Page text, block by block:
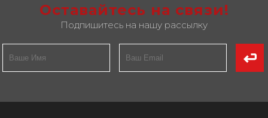
Оставайтесь на связи!
Подпишитесь на нашу рассылку